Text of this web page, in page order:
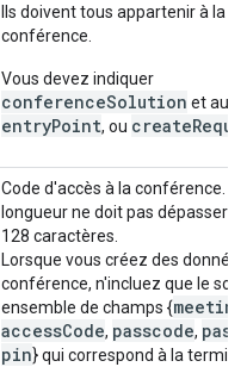
Ils doivent tous appartenir à la
conférence.
Vous devez indiquer
conferenceSolution et au
entryPoint, ou
Code d'accès à la conférence. La
longueur ne doit pas dépasser
128 caractères.
Lorsque vous créez des
conférence, n'incluez que le
ensemble de champs {
accessCode, passcode,
pin} qui correspond à la